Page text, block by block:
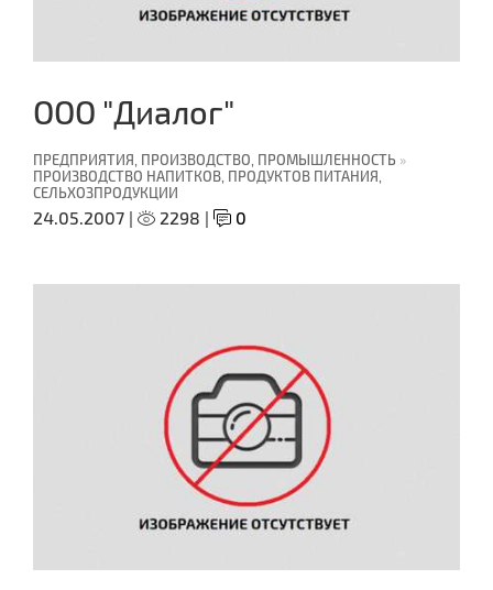
ООО "Диалог"
ПРЕДПРИЯТИЯ, ПРОИЗВОДСТВО, ПРОМЫШЛЕННОСТЬ »
ПРОИЗВОДСТВО НАПИТКОВ, ПРОДУКТОВ ПИТАНИЯ,
СЕЛЬХОЗПРОДУКЦИИ
24.05.2007 | 2298 | 0